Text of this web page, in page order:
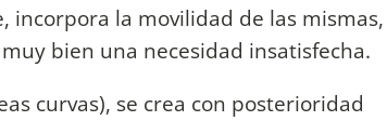
incorpora la movilidad de las mismas,
bien una necesidad insatisfecha.
curvas), se crea con posterioridad